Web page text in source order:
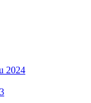
2024